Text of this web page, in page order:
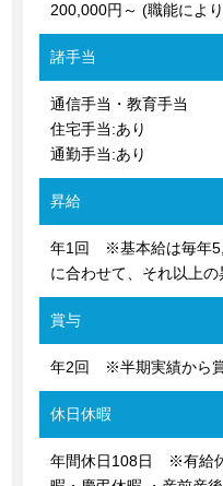
200,000円～ (職能によ
諸手当
通信手当・教育手当
住宅手当:あり
通勤手当:あり
昇給
年1回 ※基本給は毎年
に合わせて、それ以上の
賞与
年2回 ※半期実績から
休日休暇
年間休日108日 ※有給